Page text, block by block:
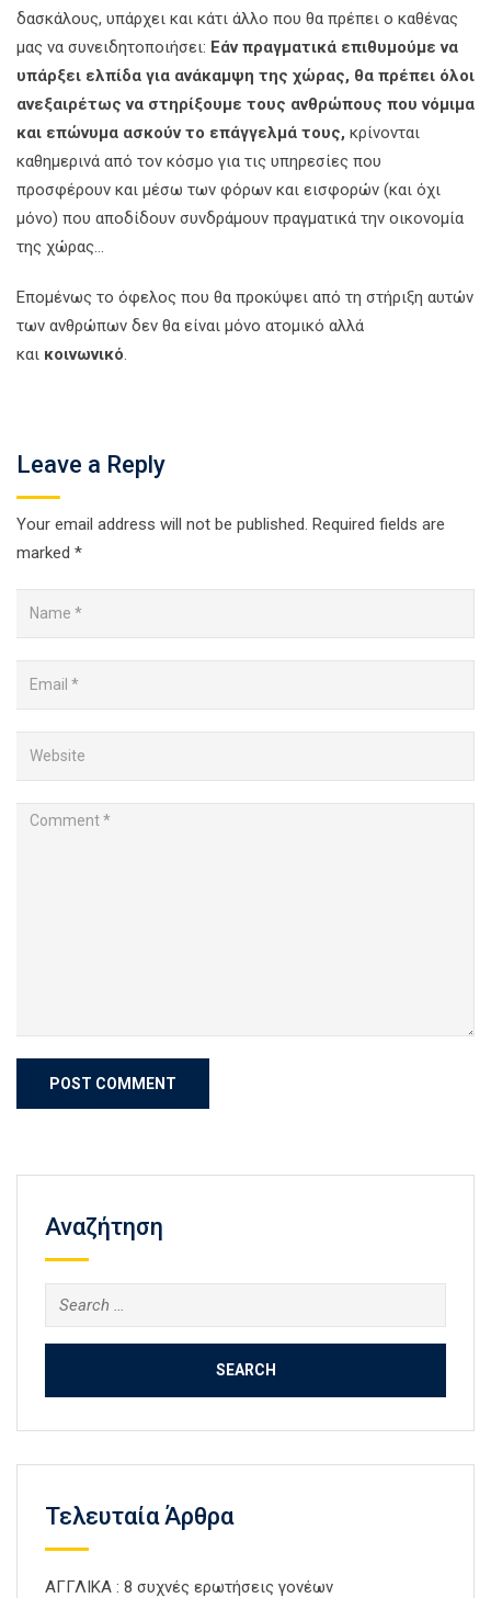
δασκάλους, υπάρχει και κάτι άλλο που θα πρέπει ο καθένας
μας να συνειδητοποιήσει: Εάν πραγματικά επιθυμούμε να
υπάρξει ελπίδα για ανάκαμψη της χώρας, θα πρέπει όλοι
ανεξαιρέτως να στηρίξουμε τους ανθρώπους που νόμιμα
και επώνυμα ασκούν το επάγγελμά τους, κρίνονται
καθημερινά από τον κόσμο για τις υπηρεσίες που
προσφέρουν και μέσω των φόρων και εισφορών (και όχι
μόνο) που αποδίδουν συνδράμουν πραγματικά την οικονομία
της χώρας…
Επομένως το όφελος που θα προκύψει από τη στήριξη αυτών
των ανθρώπων δεν θα είναι μόνο ατομικό αλλά
και κοινωνικό.
Leave a Reply
Your email address will not be published. Required fields are
marked *
Αναζήτηση
Search
for:
Τελευταία Άρθρα
ΑΓΓΛΙΚΑ : 8 συχνές ερωτήσεις γονέων